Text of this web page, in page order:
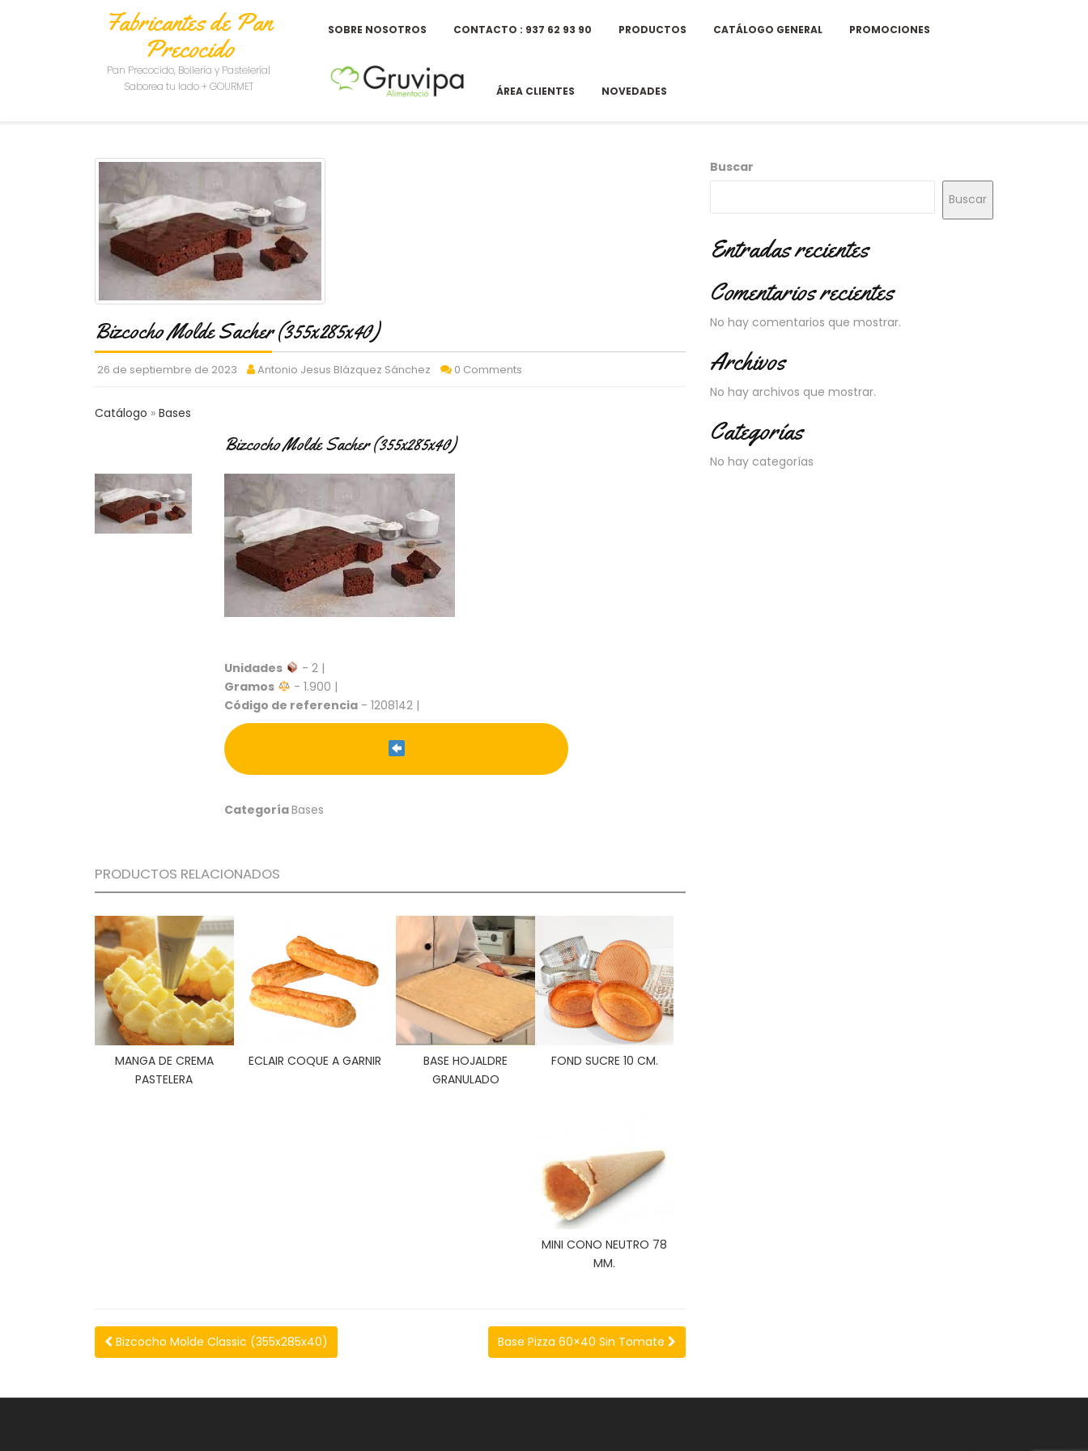
Fabricantes de Pan
Precocido
Pan Precocido, Bollería y Pastelería|
Saborea tu lado + GOURMET
SOBRE NOSOTROS CONTACTO : 937 62 93 90 PRODUCTOS CATÁLOGO GENERAL PROMOCIONES
ÁREA CLIENTES NOVEDADES
Bizcocho Molde Sacher (355x285x40)
26 de septiembre de 2023 Antonio Jesus Blázquez Sánchez 0 Comments
Catálogo Bases
Bizcocho Molde Sacher (355x285x40)
Unidades
- 2 |
Gramos
- 1.900 |
Código de referencia - 1208142 |
CategoríaBases
PRODUCTOS RELACIONADOS
MANGA DE CREMA
PASTELERA
ECLAIR COQUE A GARNIR
BASE HOJALDRE
GRANULADO
FOND SUCRE 10 CM.
MINI CONO NEUTRO 78
MM.
Bizcocho Molde Classic (355x285x40) Base Pizza 60×40 Sin Tomate
Buscar
Buscar
Entradas recientes
Comentarios recientes
No hay comentarios que mostrar.
Archivos
No hay archivos que mostrar.
Categorías
No hay categorías